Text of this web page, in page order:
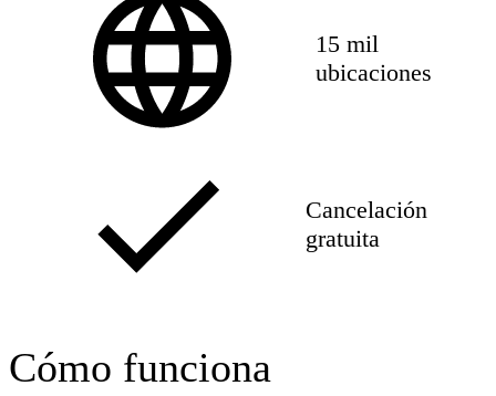
15 mil
ubicaciones
Cancelación
gratuita
Cómo funciona